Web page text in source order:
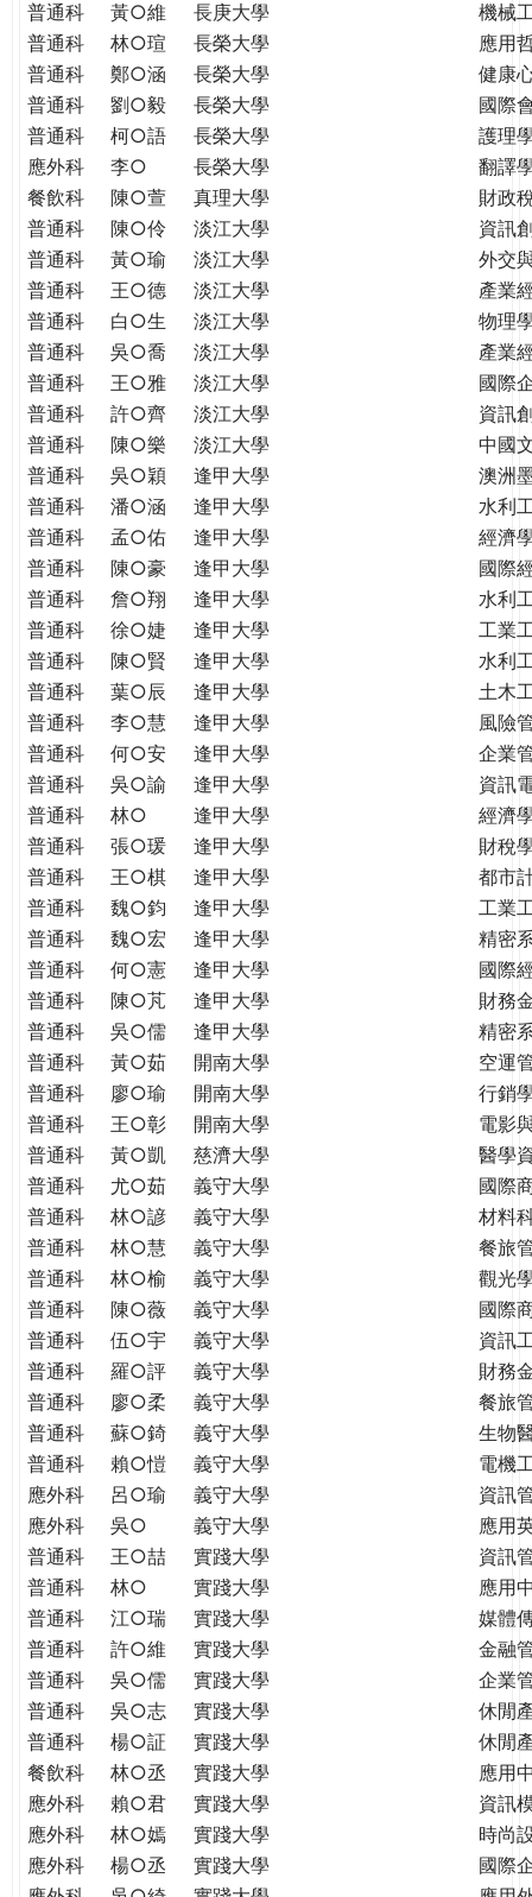
普通科 黃○維 長庚大學
機械
普通科
林○瑄 長榮大學
應用
普通科
鄭○涵 長榮大學
健康
普通科
劉○毅 長榮大學
國際
普通科
柯○語 長榮大學
護理
應外科
李○ 長榮大學
翻譯
餐飲科
陳○萱 真理大學
財政
普通科
陳○伶 淡江大學
資訊
普通科
黃○瑜 淡江大學
外交
普通科
王○德 淡江大學
產業
普通科
白○生 淡江大學
物理
普通科
吳○喬 淡江大學
產業
普通科
王○雅 淡江大學
國際
普通科
許○齊 淡江大學
資訊
普通科
陳○樂 淡江大學
中國
普通科
吳○穎 逢甲大學
澳洲
普通科
潘○涵 逢甲大學
水利
普通科
孟○佑 逢甲大學
經濟
普通科
陳○豪 逢甲大學
國際
普通科
詹○翔 逢甲大學
水利
普通科
徐○婕 逢甲大學
工業
普通科
陳○賢 逢甲大學
水利
普通科
葉○辰 逢甲大學
土木
普通科
李○慧 逢甲大學
風險
普通科
何○安 逢甲大學
企業
普通科
吳○諭 逢甲大學
資訊
普通科
林○ 逢甲大學
經濟
普通科
張○瑗 逢甲大學
財稅
普通科
王○棋 逢甲大學
都市
普通科
魏○鈞 逢甲大學
工業
普通科
魏○宏 逢甲大學
精密
普通科
何○憲 逢甲大學
國際
普通科
陳○芃 逢甲大學
財務
普通科
吳○儒 逢甲大學
精密
普通科
黃○茹 開南大學
空運
普通科
廖○瑜 開南大學
行銷
普通科
王○彰 開南大學
電影
普通科
黃○凱 慈濟大學
醫學
普通科
尤○茹 義守大學
國際
普通科
林○諺 義守大學
材料
普通科
林○慧 義守大學
餐旅
普通科
林○榆 義守大學
觀光
普通科
陳○薇 義守大學
國際
普通科
伍○宇 義守大學
資訊
普通科
羅○評 義守大學
財務
普通科
廖○柔 義守大學
餐旅
普通科
蘇○錡 義守大學
生物
普通科
賴○愷 義守大學
電機
應外科
呂○瑜 義守大學
資訊
應外科
吳○ 義守大學
應用
普通科
王○喆 實踐大學
資訊
普通科
林○ 實踐大學
應用
普通科
江○瑞 實踐大學
媒體
普通科
許○維 實踐大學
金融
普通科
吳○儒 實踐大學
企業
普通科
吳○志 實踐大學
休閒
普通科
楊○証 實踐大學
休閒
餐飲科
林○丞 實踐大學
應用
應外科
賴○君 實踐大學
資訊
應外科
林○嫣 實踐大學
時尚
應外科
楊○丞 實踐大學
國際